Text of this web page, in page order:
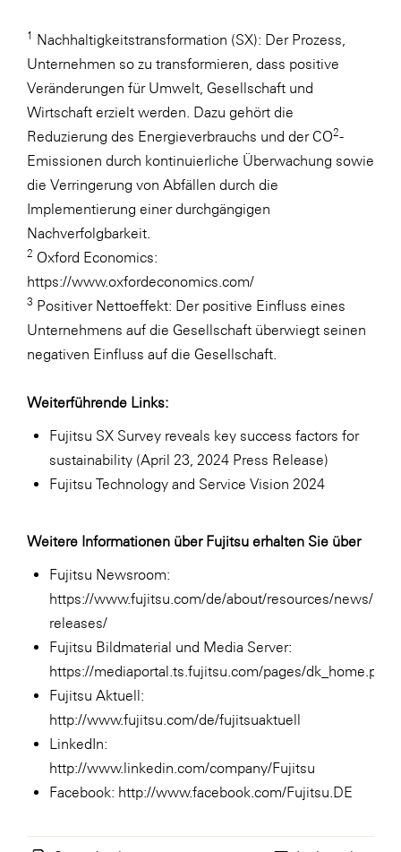
1 Nachhaltigkeitstransformation (SX): Der Prozess,
Unternehmen so zu transformieren, dass positive
Veränderungen für Umwelt, Gesellschaft und
Wirtschaft erzielt werden. Dazu gehört die
Reduzierung des Energieverbrauchs und der CO2-
Emissionen durch kontinuierliche Überwachung sowie
die Verringerung von Abfällen durch die
Implementierung einer durchgängigen
Nachverfolgbarkeit.
2 Oxford Economics:
https://www.oxfordeconomics.com/
3 Positiver Nettoeffekt: Der positive Einfluss eines
Unternehmens auf die Gesellschaft überwiegt seinen
negativen Einfluss auf die Gesellschaft.
Weiterführende Links:
Fujitsu SX Survey reveals key success factors for
sustainability (April 23, 2024 Press Release)
Fujitsu Technology and Service Vision 2024
Weitere Informationen über Fujitsu erhalten Sie über
Fujitsu Newsroom:
https://www.fujitsu.com/de/about/resources/news/
releases/
Fujitsu Bildmaterial und Media Server:
https://mediaportal.ts.fujitsu.com/pages/dk_home.php
Fujitsu Aktuell:
http://www.fujitsu.com/de/fujitsuaktuell
LinkedIn:
http://www.linkedin.com/company/Fujitsu
Facebook: http://www.facebook.com/Fujitsu.DE